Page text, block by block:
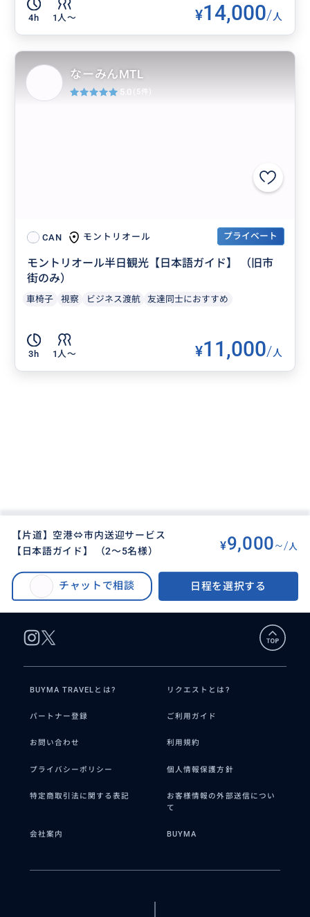
4h 1人〜 ¥14,000/人
CAN モントリオール プライベート
モントリオール半日観光【日本語ガイド】 （旧市
街のみ）
車椅子 視察 ビジネス渡航 友達同士におすすめ
3h 1人〜 ¥11,000/人
なーみんMTL
5.0 (5件)
【片道】空港⇔市内送迎サービス
【日本語ガイド】 （2～5名様）
¥9,000~/人
チャットで相談 日程を選択する
【片道】空港⇔市内送迎サービス【日本語ガイド】 （1～5名様）
BUYMA TRAVELとは? リクエストとは?
パートナー登録 ご利用ガイド
お問い合わせ 利用規約
プライバシーポリシー 個人情報保護方針
特定商取引法に関する表記
お客様情報の外部送信につい
て
会社案内 BUYMA